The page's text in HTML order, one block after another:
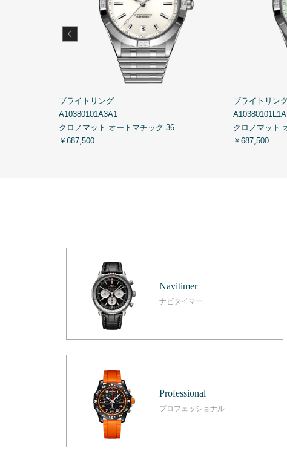
ブライトリング
A10380101A3A1
クロノマット オートマチック 36
￥687,500
ブライトリン
クロノマット
￥687,500
Navitimer
ナビタイマー
Professional
プロフェッショナル